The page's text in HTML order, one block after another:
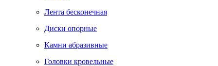
Лента бесконечная
Диски опорные
Камни абразивные
Головки кровельные